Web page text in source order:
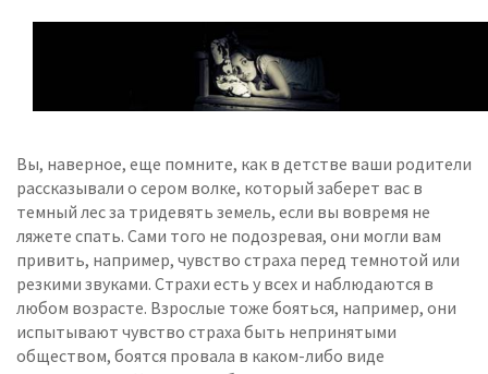
Вы, наверное, еще помните, как в детстве ваши родители
рассказывали о сером волке, который заберет вас в
темный лес за тридевять земель, если вы вовремя не
ляжете спать. Сами того не подозревая, они могли вам
привить, например, чувство страха перед темнотой или
резкими звуками. Страхи есть у всех и наблюдаются в
любом возрасте. Взрослые тоже бояться, например, они
испытывают чувство страха быть непринятыми
обществом, боятся провала в каком-либо виде